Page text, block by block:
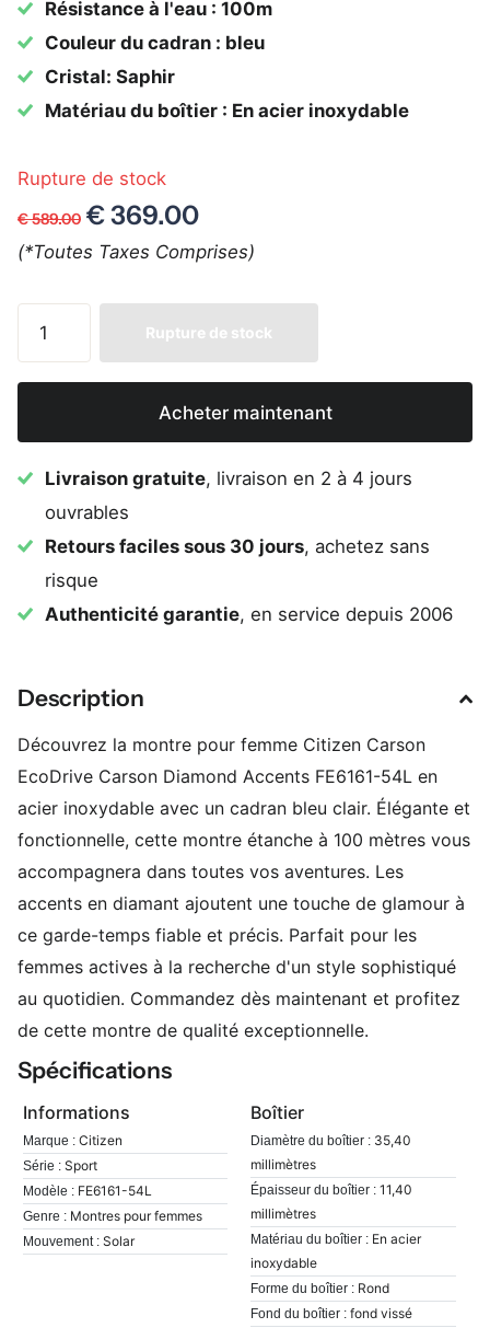
Résistance à l'eau : 100m
Couleur du cadran : bleu
Cristal: Saphir
Matériau du boîtier : En acier inoxydable
Rupture de stock
€ 589.00 € 369.00
(*Toutes Taxes Comprises)
Rupture de stock
Acheter maintenant
Livraison gratuite, livraison en 2 à 4 jours
ouvrables
Retours faciles sous 30 jours, achetez sans
risque
Authenticité garantie, en service depuis 2006
Description
Découvrez la montre pour femme Citizen Carson
EcoDrive Carson Diamond Accents FE6161-54L en
acier inoxydable avec un cadran bleu clair. Élégante et
fonctionnelle, cette montre étanche à 100 mètres vous
accompagnera dans toutes vos aventures. Les
accents en diamant ajoutent une touche de glamour à
ce garde-temps fiable et précis. Parfait pour les
femmes actives à la recherche d'un style sophistiqué
au quotidien. Commandez dès maintenant et profitez
de cette montre de qualité exceptionnelle.
Spécifications
Informations
Marque : Citizen
Série : Sport
Modèle : FE6161-54L
Genre : Montres pour femmes
Mouvement : Solar
Boîtier
Diamètre du boîtier : 35,40
millimètres
Épaisseur du boîtier : 11,40
millimètres
Matériau du boîtier : En acier
inoxydable
Forme du boîtier : Rond
Fond du boîtier : fond vissé